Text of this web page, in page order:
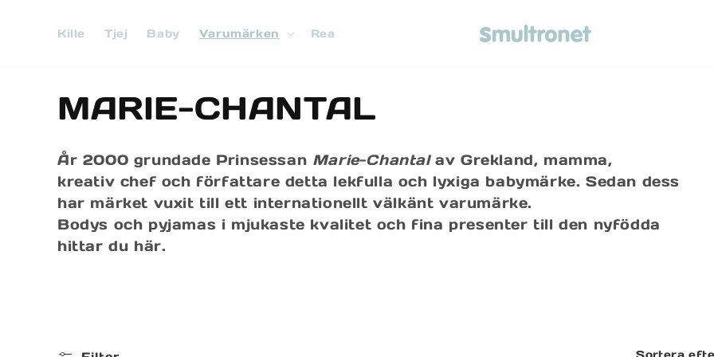
innehåll
Kille Tjej Baby Varumärken Rea
P
r
o
d
MARIE-CHANTAL
År 2000 grundade Prinsessan Marie-Chantalav Grekland, mamma,
kreativ chef och författare detta lekfulla och lyxiga babymärke. Sedan dess
har märket vuxit till ett internationellt välkänt varumärke.
Bodys och pyjamas i mjukaste kvalitet och fina presenter till den nyfödda
hittar du här.